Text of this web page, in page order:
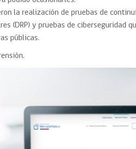
Compra Pública de
Innovación
Sello
la realización de pruebas de
(DRP) y pruebas de ciberseguridad
públicas.